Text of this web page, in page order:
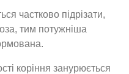
частково підрізати,
тим потужніша
коріння занурюється